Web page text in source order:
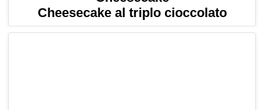
Cheesecake al triplo cioccolato